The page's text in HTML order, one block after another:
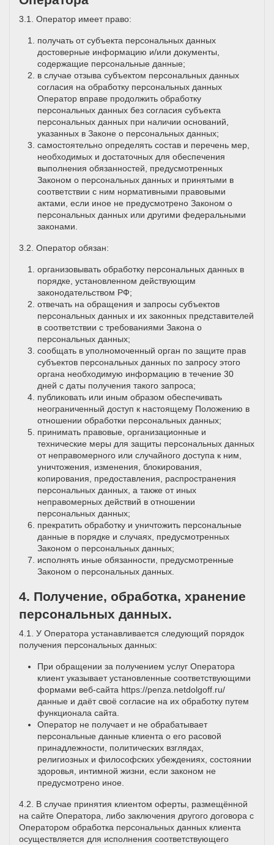
3.1. Оператор имеет право:
получать от субъекта персональных данных
достоверные информацию и/или документы,
содержащие персональные данные;
в случае отзыва субъектом персональных данных
согласия на обработку персональных данных
Оператор вправе продолжить обработку
персональных данных без согласия субъекта
персональных данных при наличии оснований,
указанных в Законе о персональных данных;
самостоятельно определять состав и перечень мер,
необходимых и достаточных для обеспечения
выполнения обязанностей, предусмотренных
Законом о персональных данных и принятыми в
соответствии с ним нормативными правовыми
актами, если иное не предусмотрено Законом о
персональных данных или другими федеральными
законами.
3.2. Оператор обязан:
организовывать обработку персональных данных в
порядке, установленном действующим
законодательством РФ;
отвечать на обращения и запросы субъектов
персональных данных и их законных представителей
в соответствии с требованиями Закона о
персональных данных;
сообщать в уполномоченный орган по защите прав
субъектов персональных данных по запросу этого
органа необходимую информацию в течение 30
дней с даты получения такого запроса;
публиковать или иным образом обеспечивать
неограниченный доступ к настоящему Положению в
отношении обработки персональных данных;
принимать правовые, организационные и
технические меры для защиты персональных данных
от неправомерного или случайного доступа к ним,
уничтожения, изменения, блокирования,
копирования, предоставления, распространения
персональных данных, а также от иных
неправомерных действий в отношении
персональных данных;
прекратить обработку и уничтожить персональные
данные в порядке и случаях, предусмотренных
Законом о персональных данных;
исполнять иные обязанности, предусмотренные
Законом о персональных данных.
4. Получение, обработка, хранение
персональных данных.
4.1. У Оператора устанавливается следующий порядок
получения персональных данных:
При обращении за получением услуг Оператора
клиент указывает установленные соответствующими
формами веб-сайта https://penza.netdolgoff.ru/
данные и даёт своё согласие на их обработку путем
функционала сайта.
Оператор не получает и не обрабатывает
персональные данные клиента о его расовой
принадлежности, политических взглядах,
религиозных и философских убеждениях, состоянии
здоровья, интимной жизни, если законом не
предусмотрено иное.
4.2. В случае принятия клиентом оферты, размещённой
на сайте Оператора, либо заключения другого договора с
Оператором обработка персональных данных клиента
осуществляется для исполнения соответствующего